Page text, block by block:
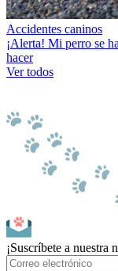
Accidentes caninos
¡Alerta! Mi perro se
hacer
Ver todos
¡Suscríbete a nuestra